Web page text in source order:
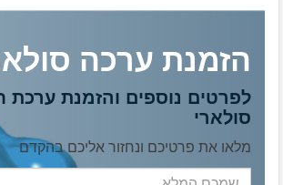
הזמנת ערכה
לפרטים נוספים והזמנת
סולארי
מלאו את פרטיכם ונחזור אליכם בהקדם
שמכם